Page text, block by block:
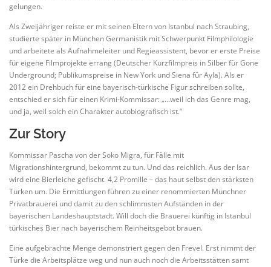
gelungen.
Als Zweijähriger reiste er mit seinen Eltern von Istanbul nach Straubing,
studierte später in München Germanistik mit Schwerpunkt Filmphilologie
und arbeitete als Aufnahmeleiter und Regieassistent, bevor er erste Preise
für eigene Filmprojekte errang (Deutscher Kurzfilmpreis in Silber für Gone
Underground; Publikumspreise in New York und Siena für Ayla). Als er
2012 ein Drehbuch für eine bayerisch-türkische Figur schreiben sollte,
entschied er sich für einen Krimi-Kommissar: „…weil ich das Genre mag,
und ja, weil solch ein Charakter autobiografisch ist.“
Zur Story
Kommissar Pascha von der Soko Migra, für Fälle mit
Migrationshintergrund, bekommt zu tun. Und das reichlich. Aus der Isar
wird eine Bierleiche gefischt. 4,2 Promille – das haut selbst den stärksten
Türken um. Die Ermittlungen führen zu einer renommierten Münchner
Privatbrauerei und damit zu den schlimmsten Aufständen in der
bayerischen Landeshauptstadt. Will doch die Brauerei künftig in Istanbul
türkisches Bier nach bayerischem Reinheitsgebot brauen.
Eine aufgebrachte Menge demonstriert gegen den Frevel. Erst nimmt der
Türke die Arbeitsplätze weg und nun auch noch die Arbeitsstätten samt